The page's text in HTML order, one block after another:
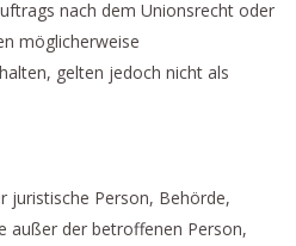
nach dem Unionsrecht oder
möglicherweise
gelten jedoch nicht als
juristische Person, Behörde,
außer der betroffenen Person,